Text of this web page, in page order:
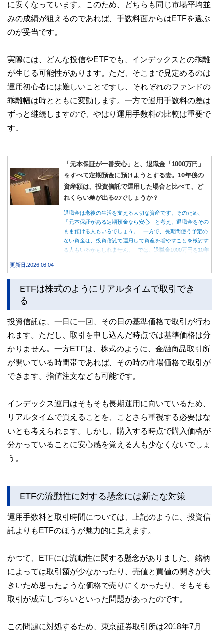
に安くなっています。このため、どちらも同じ市場平均並
みの成績が狙えるのであれば、手数料面からはETFを選ぶ
のが妥当です。
実際には、どんな投信やETFでも、インデックスとの乖離
が生じる可能性があります。ただ、そこまで見定めるのは
運用初心者には難しいことですし、それぞれのファンドの
乖離幅は時とともに変動します。一方で運用手数料の差は
ずっと継続しますので、やはり運用手数料の比較は重要で
す。
「元本保証が一番安心」と、退職金「1000万円」
をすべて定期預金に預けようとする妻。10年後の
資産額は、投資信託で運用した場合と比べて、ど
れくらい差が出るのでしょうか？
退職金は老後の生活を支える大切な資産です。そのため、
「元本保証がある定期預金なら安心」と考え、退職金をその
まま預ける人もいるでしょう。 一方で、長期間使う予定の
ない資金は、投資信託で運用して資産を増やすことを検討す
る人もいるかもしれません。 では、退職金1000万円を10年
レーションします。
更新日:2026.08.04
ETFは株式のようにリアルタイムで取引でき
る
投資信託は、一日に一回、その日の基準価格で取引が行わ
れます。ただし、取引を申し込んだ時点では基準価格は分
かりません。一方ETFは、株式のように、金融商品取引所
が開いている時間帯であれば、その時の市場価格で取引が
できます。指値注文なども可能です。
インデックス運用はそもそも長期運用に向いているため、
リアルタイムで買えることを、ことさら重視する必要はな
いとも考えられます。しかし、購入する時点で購入価格が
分かっていることに安心感を覚える人も少なくないでしょ
う。
ETFの流動性に対する懸念には新たな対策
運用手数料と取引時間については、上記のように、投資信
託よりもETFのほうが魅力的に見えます。
かつて、ETFには流動性に関する懸念がありました。銘柄
によっては取引額が少なかったり、売値と買値の開きが大
きいため思ったような価格で売りにくかったり、そもそも
取引が成立しづらいといった問題があったのです。
この問題に対処するため、東京証券取引所は2018年7月